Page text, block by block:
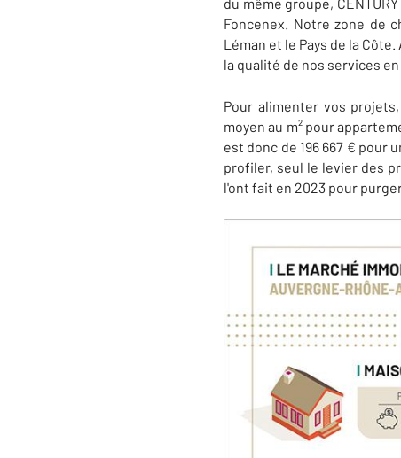
Foncenex. Notre zone de
Léman et le Pays de la
la qualité de nos services
Pour alimenter vos
moyen au m² pour
est donc de 196 667 € pour
profiler, seul le levier des
l'ont fait en 2023 pour